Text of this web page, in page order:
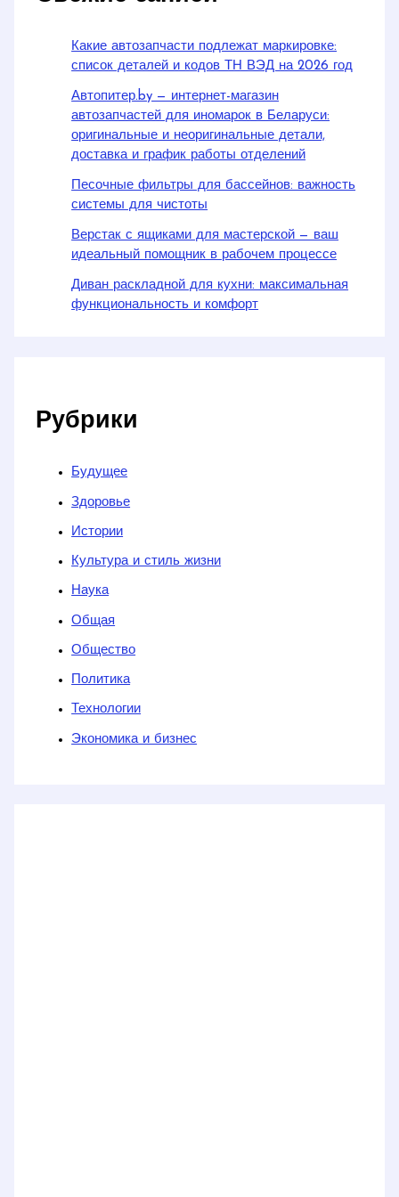
Какие автозапчасти подлежат маркировке:
список деталей и кодов ТН ВЭД на 2026 год
Автопитер.by — интернет-магазин
автозапчастей для иномарок в Беларуси:
оригинальные и неоригинальные детали,
доставка и график работы отделений
Песочные фильтры для бассейнов: важность
системы для чистоты
Верстак с ящиками для мастерской — ваш
идеальный помощник в рабочем процессе
Диван раскладной для кухни: максимальная
функциональность и комфорт
Рубрики
Будущее
Здоровье
Истории
Культура и стиль жизни
Наука
Общая
Общество
Политика
Технологии
Экономика и бизнес